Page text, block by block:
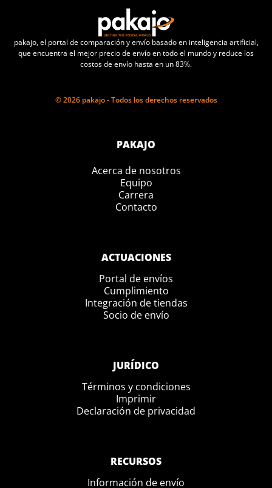
pakajo, el portal de comparación y envío basado en inteligencia artificial,
que encuentra el mejor precio de envío en todo el mundo y reduce los
costos de envío hasta en un 83%.
© 2026 pakajo - Todos los derechos reservados
PAKAJO
Acerca de nosotros
Equipo
Carrera
Contacto
ACTUACIONES
Portal de envíos
Cumplimiento
Integración de tiendas
Socio de envío
JURÍDICO
Términos y condiciones
Imprimir
Declaración de privacidad
RECURSOS
Información de envío